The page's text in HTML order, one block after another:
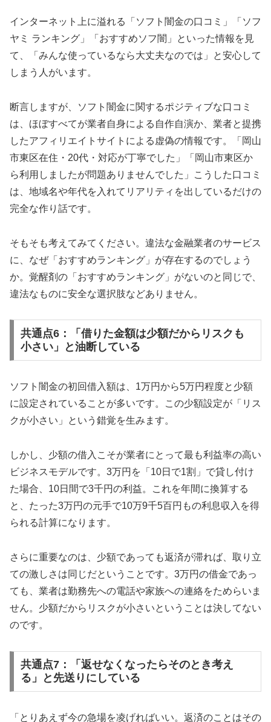
インターネット上に溢れる「ソフト闇金の口コミ」「ソフ
ヤミ ランキング」「おすすめソフ闇」といった情報を見
て、「みんな使っているなら大丈夫なのでは」と安心して
しまう人がいます。
断言しますが、ソフト闇金に関するポジティブな口コミ
は、ほぼすべてが業者自身による自作自演か、業者と提携
したアフィリエイトサイトによる虚偽の情報です。「岡山
市東区在住・20代・対応が丁寧でした」「岡山市東区か
ら利用しましたが問題ありませんでした」こうした口コミ
は、地域名や年代を入れてリアリティを出しているだけの
完全な作り話です。
そもそも考えてみてください。違法な金融業者のサービス
に、なぜ「おすすめランキング」が存在するのでしょう
か。覚醒剤の「おすすめランキング」がないのと同じで、
違法なものに安全な選択肢などありません。
共通点6：「借りた金額は少額だからリスクも
小さい」と油断している
ソフト闇金の初回借入額は、1万円から5万円程度と少額
に設定されていることが多いです。この少額設定が「リス
クが小さい」という錯覚を生みます。
しかし、少額の借入こそが業者にとって最も利益率の高い
ビジネスモデルです。3万円を「10日で1割」で貸し付け
た場合、10日間で3千円の利益。これを年間に換算する
と、たった3万円の元手で10万9千5百円もの利息収入を得
られる計算になります。
さらに重要なのは、少額であっても返済が滞れば、取り立
ての激しさは同じだということです。3万円の借金であっ
ても、業者は勤務先への電話や家族への連絡をためらいま
せん。少額だからリスクが小さいということは決してない
のです。
共通点7：「返せなくなったらそのとき考え
る」と先送りにしている
「とりあえず今の急場を凌げればいい。返済のことはその